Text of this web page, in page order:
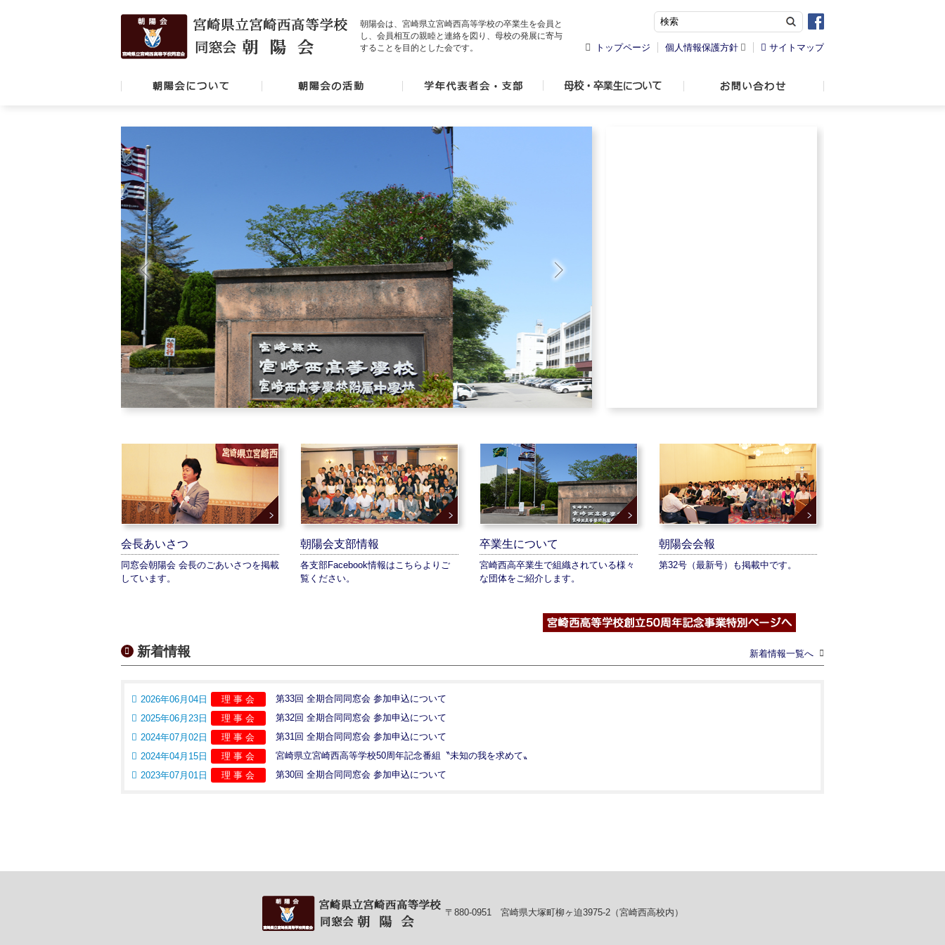
朝陽会は、宮崎県立宮崎西高等学校の卒業生を会員と
し、会員相互の親睦と連絡を図り、母校の発展に寄与
することを目的とした会です。
トップページ 個人情報保護方針 サイトマップ
会長あいさつ
同窓会朝陽会 会長のごあいさつを掲載
しています。
朝陽会支部情報
各支部Facebook情報はこちらよりご
覧ください。
卒業生について
宮崎西高卒業生で組織されている様々
な団体をご紹介します。
朝陽会会報
第32号（最新号）も掲載中です。
新着情報 新着情報一覧へ
2026年06月04日 理 事 会
第33回 全期合同同窓会 参加申込について
2025年06月23日
理 事 会
第32回 全期合同同窓会 参加申込について
2024年07月02日
理 事 会
第31回 全期合同同窓会 参加申込について
2024年04月15日
理 事 会
宮崎県立宮崎西高等学校50周年記念番組〝未知の我を求めて〟
2023年07月01日
理 事 会 第30回 全期合同同窓会 参加申込について
〒880-0951 宮崎県大塚町柳ヶ迫3975-2（宮崎西高校内）